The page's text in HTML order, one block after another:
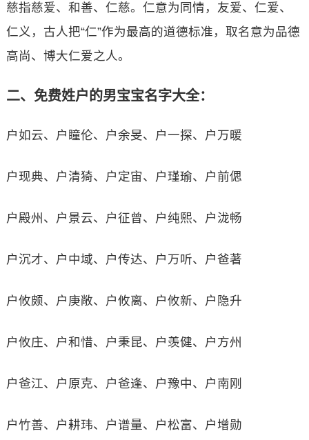
慈指慈爱、和善、仁慈。仁意为同情，友爱、仁爱、
仁义，古人把“仁”作为最高的道德标准，取名意为品德
高尚、博大仁爱之人。
二、免费姓户的男宝宝名字大全：
户如云、户瞳伦、户余旻、户一探、户万暖
户现典、户清猗、户定宙、户瑾瑜、户前偲
户殿州、户景云、户征曾、户纯熙、户泷畅
户沉才、户中域、户传达、户万听、户爸著
户攸颇、户庚敞、户攸离、户攸新、户隐升
户攸庄、户和惜、户秉昆、户羡健、户方州
户爸江、户原克、户爸逢、户豫中、户南刚
户竹善、户耕玮、户谱量、户松富、户增勋